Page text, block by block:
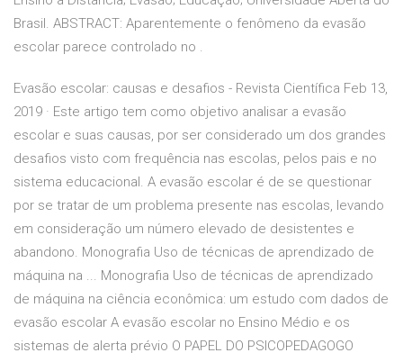
Brasil. ABSTRACT: Aparentemente o fenômeno da evasão
escolar parece controlado no .
Evasão escolar: causas e desafios - Revista Científica Feb 13,
2019 · Este artigo tem como objetivo analisar a evasão
escolar e suas causas, por ser considerado um dos grandes
desafios visto com frequência nas escolas, pelos pais e no
sistema educacional. A evasão escolar é de se questionar
por se tratar de um problema presente nas escolas, levando
em consideração um número elevado de desistentes e
abandono. Monografia Uso de técnicas de aprendizado de
máquina na ... Monografia Uso de técnicas de aprendizado
de máquina na ciência econômica: um estudo com dados de
evasão escolar A evasão escolar no Ensino Médio e os
sistemas de alerta prévio O PAPEL DO PSICOPEDAGOGO